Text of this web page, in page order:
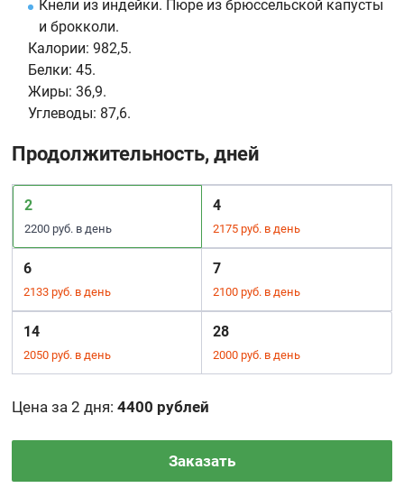
Кнели из индейки. Пюре из брюссельской капусты
и брокколи.
Калории: 982,5.
Белки: 45.
Жиры: 36,9.
Углеводы: 87,6.
Продолжительность, дней
2
2200 руб. в день
4
2175 руб. в день
6
2133 руб. в день
7
2100 руб. в день
14
2050 руб. в день
28
2000 руб. в день
Цена за 2 дня:4400 рублей
Заказать